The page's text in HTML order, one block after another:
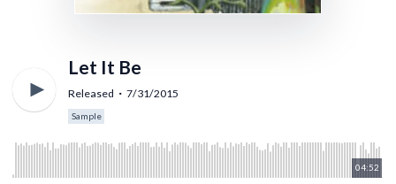
Let It Be
Released 7/31/2015
Sample
04:52